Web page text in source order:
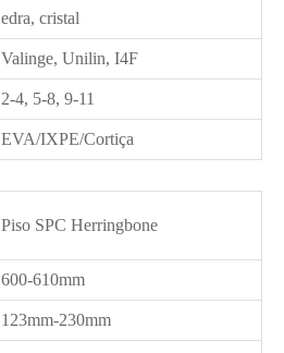
edra, cristal
Valinge, Unilin, I4F
2-4, 5-8, 9-11
EVA/IXPE/Cortiça
Piso SPC Herringbone
600-610mm
123mm-230mm